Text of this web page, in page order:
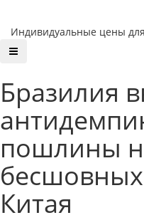
Индивидуальные цены
Бразилия
пошлины
бесшовных
Китая